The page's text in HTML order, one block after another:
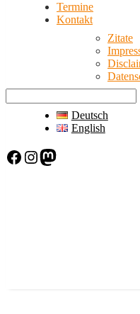
Termine
Kontakt
Zitate
Deutsch
English
Facebook Instagram Mastodon